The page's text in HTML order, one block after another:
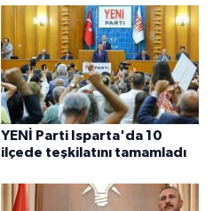
YENİ Parti Isparta'da 10
ilçede teşkilatını tamamladı